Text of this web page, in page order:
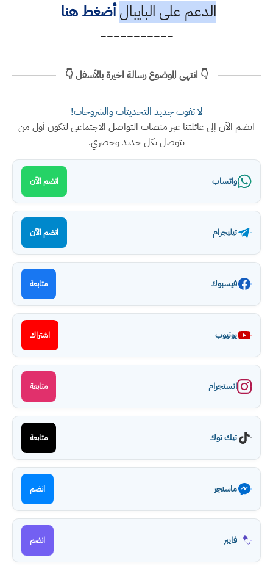
الدعم على البايبال أضغط هنا
===========
👇 انتهى الموضوع رسالة اخيرة بالأسفل 👇
لا تفوت جديد التحديثات والشروحات!
انضم الآن إلى عائلتنا عبر منصات التواصل الاجتماعي لتكون أول من
يتوصل بكل جديد وحصري.
واتساب انضم الآن
تيليجرام انضم الآن
فيسبوك متابعة
يوتيوب اشتراك
انستجرام متابعة
تيك توك متابعة
ماسنجر انضم
فايبر انضم